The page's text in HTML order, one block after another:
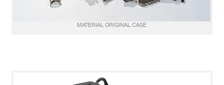
MATERIAL ORIGINAL CASE